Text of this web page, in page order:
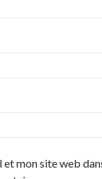
mon site web